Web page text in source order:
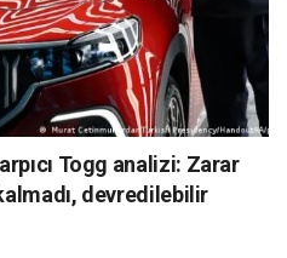
Togg analizi: Zarar
devredilebilir